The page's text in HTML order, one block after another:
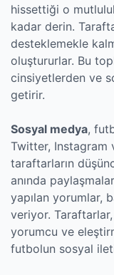
hissettiği o
kadar derin.
desteklemekle
oluştururlar. Bu
cinsiyetlerden ve
getirir.
Sosyal medya,
Twitter, Instagram
taraftarların
anında
yapılan yorumlar,
veriyor.
yorumcu ve
futbolun sosyal